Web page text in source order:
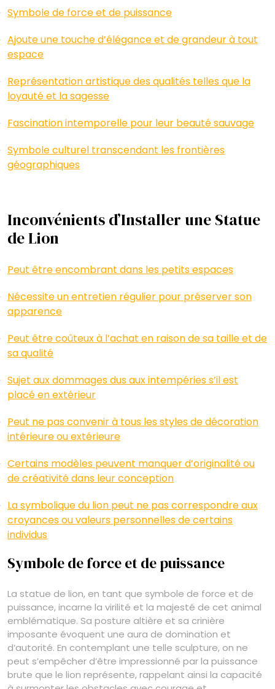
Symbole de force et de puissance
Ajoute une touche d’élégance et de grandeur à tout
espace
Représentation artistique des qualités telles que la
loyauté et la sagesse
Fascination intemporelle pour leur beauté sauvage
Symbole culturel transcendant les frontières
géographiques
Inconvénients d’Installer une Statue
de Lion
Peut être encombrant dans les petits espaces
Nécessite un entretien régulier pour préserver son
apparence
Peut être coûteux à l’achat en raison de sa taille et de
sa qualité
Sujet aux dommages dus aux intempéries s’il est
placé en extérieur
Peut ne pas convenir à tous les styles de décoration
intérieure ou extérieure
Certains modèles peuvent manquer d’originalité ou
de créativité dans leur conception
La symbolique du lion peut ne pas correspondre aux
croyances ou valeurs personnelles de certains
individus
Symbole de force et de puissance
La statue de lion, en tant que symbole de force et de
puissance, incarne la virilité et la majesté de cet animal
emblématique. Sa posture altière et sa crinière
imposante évoquent une aura de domination et
d’autorité. En contemplant une telle sculpture, on ne
peut s’empêcher d’être impressionné par la puissance
brute que le lion représente, rappelant ainsi la capacité